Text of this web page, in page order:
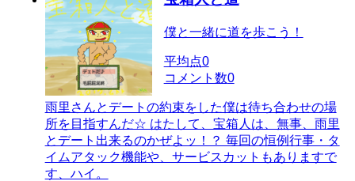
僕と一緒に道を歩こう！
平均点0
コメント数0
雨里さんとデートの約束をした僕は待ち合わせの場
所を目指すんだ☆ はたして、宝箱人は、無事、雨里
とデート出来るのかぜよッ！？ 毎回の恒例行事・タ
イムアタック機能や、サービスカットもありますで
す、ハイ。